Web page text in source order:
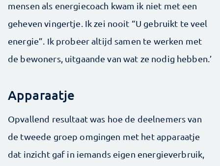
mensen als energiecoach kwam ik niet met een
geheven vingertje. Ik zei nooit “U gebruikt te veel
energie”. Ik probeer altijd samen te werken met
de bewoners, uitgaande van wat ze nodig hebben.’
Apparaatje
Opvallend resultaat was hoe de deelnemers van
de tweede groep omgingen met het apparaatje
dat inzicht gaf in iemands eigen energieverbruik,